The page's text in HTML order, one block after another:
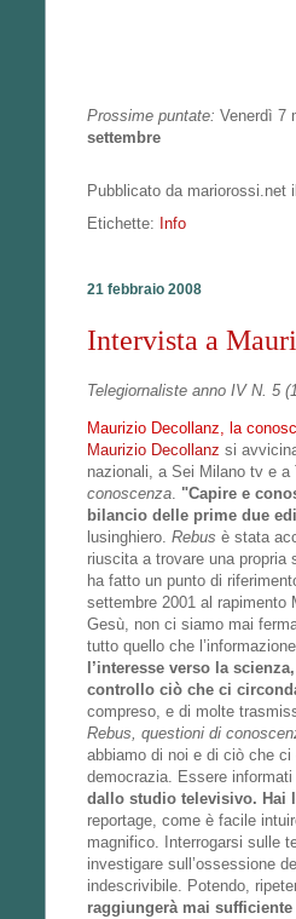
Prossime puntate: Venerdì 7
settembre
Pubblicato da mariorossi.net il
Etichette: Info
21 febbraio 2008
Intervista a
Telegiornaliste anno IV N. 5
Maurizio Decollanz, la
Maurizio Decollanz si
nazionali, a Sei Milano tv e a
conoscenza. "Capire e
bilancio delle prime due
lusinghiero. Rebus è stata
riuscita a trovare una
ha fatto un punto di
settembre 2001 al
Gesù, non ci siamo mai
tutto quello che
l’interesse verso la
controllo ciò che ci
compreso, e di molte
Rebus, questioni di
abbiamo di noi e di ciò che ci
democrazia. Essere
dallo studio televisivo. Hai
reportage, come è facile
magnifico. Interrogarsi sulle
investigare sull’ossessione
indescrivibile. Potendo,
raggiungerà mai